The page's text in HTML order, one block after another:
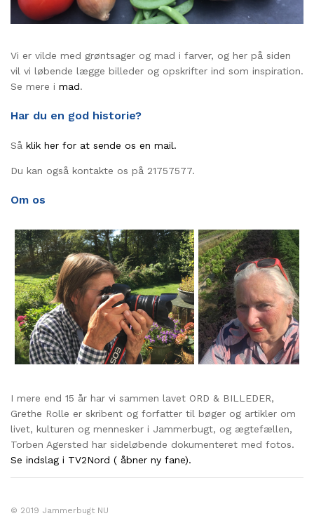
Vi er vilde med grøntsager og mad i farver, og her på siden
vil vi løbende lægge billeder og opskrifter ind som inspiration.
Se mere i mad.
Har du en god historie?
Så klik her for at sende os en mail.
Du kan også kontakte os på 21757577.
Om os
I mere end 15 år har vi sammen lavet ORD & BILLEDER,
Grethe Rolle er skribent og forfatter til bøger og artikler om
livet, kulturen og mennesker i Jammerbugt, og ægtefællen,
Torben Agersted har sideløbende dokumenteret med fotos.
Se indslag i TV2Nord ( åbner ny fane).
© 2019 Jammerbugt NU